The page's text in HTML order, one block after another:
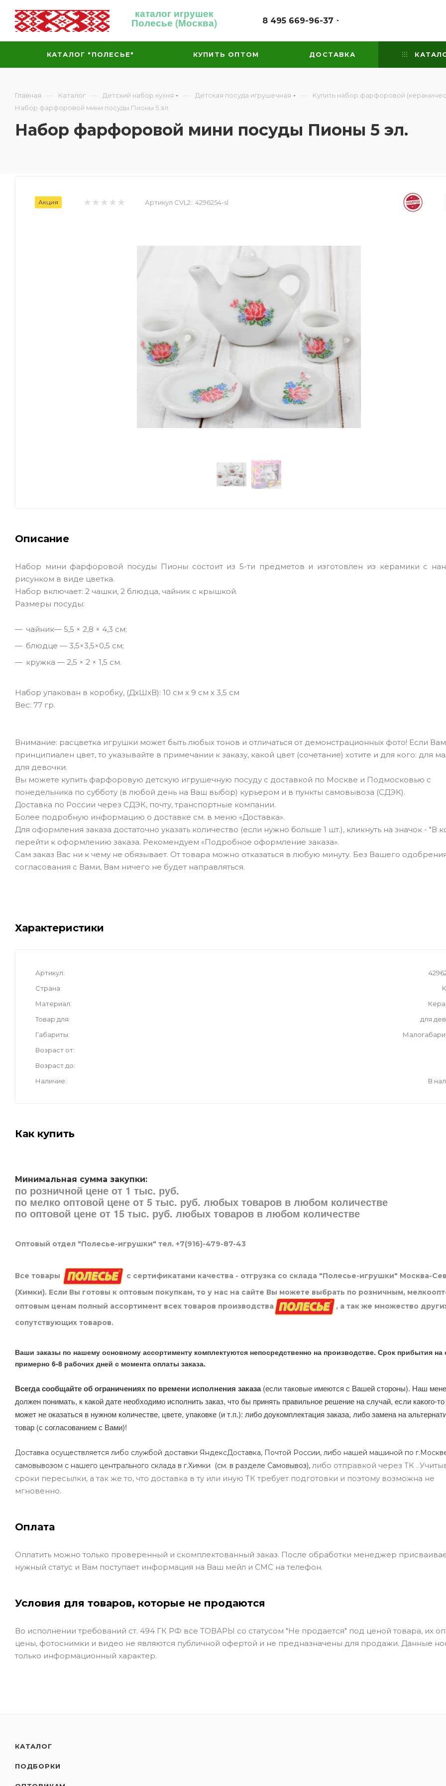
каталог игрушек
Полесье (Москва) 8 495 669-96-37
КАТАЛОГ "ПОЛЕСЬЕ" КУПИТЬ ОПТОМ ДОСТАВКА
Главная — Каталог — Детский набор кухня — Детская посуда игрушечная — Купить набор фарфоровой
Набор фарфоровой мини посуды Пионы 5 эл.
Набор фарфоровой мини посуды Пионы 5 эл.
Акция Артикул CVL2:: 4296254-sl
Описание
Набор мини фарфоровой посуды Пионы состоит из 5-ти предметов и изготовлен из керамики с
рисунком в виде цветка.
Набор включает: 2 чашки, 2 блюдца, чайник с крышкой.
Размеры посуды:
чайник— 5,5 × 2,8 × 4,3 см;
блюдце — 3,5×3,5×0,5 см;
кружка — 2,5 × 2 × 1,5 см.
Набор упакован в коробку, (ДxШxВ): 10 см х 9 см х 3,5 см
Вес: 77 гр.
Внимание: расцветка игрушки может быть любых тонов и отличаться от демонстрационных фото! Если Вам
принципиален цвет, то указывайте в примечании к заказу, какой цвет (сочетание) хотите и для кого: для
для девочки.
Вы можете купить фарфоровую детскую игрушечную посуду с доставкой по Москве и Подмосковью с
понедельника по субботу (в любой день на Ваш выбор) курьером и в пункты самовывоза (СДЭК).
Доставка по России через СДЭК, почту, транспортные компании.
Более подробную информацию о доставке см. в меню «Доставка».
Для оформления заказа достаточно указать количество (если нужно больше 1 шт.), кликнуть на значок - "В
перейти к оформлению заказа. Рекомендуем «Подробное оформление заказа».
Сам заказ Вас ни к чему не обязывает. От товара можно отказаться в любую минуту. Без Вашего
согласования с Вами, Вам ничего не будет направляться.
Характеристики
Артикул
Страна
Материал
Товар для
для
Габариты
Возраст от
Возраст до
Наличие
В
Как купить
Минимальная сумма закупки:
по розничной цене от 1 тыс. руб.
по мелко оптовой цене от 5 тыс. руб. любых товаров в любом количестве
по оптовой цене от 15 тыс. руб. любых товаров в любом количестве
Оптовый отдел "Полесье-игрушки" тел. +7(916)-479-87-43
Все товары
с сертификатами качества - отгрузка со склада "Полесье-игрушки" Москва-
(Химки). Если Вы готовы к оптовым покупкам, то у нас на сайте Вы можете выбрать по розничным,
оптовым ценам полный ассортимент всех товаров производства
, а так же множество
сопутствующих товаров.
Ваши заказы по нашему основному ассортименту комплектуются непосредственно на производстве. Срок прибытия на
примерно 6-8 рабочих дней с момента оплаты заказа.
Всегда сообщайте об ограничениях по времени исполнения заказа(если таковые имеются с Вашей стороны). Наш
должен понимать, к какой дате необходимо исполнить заказ, что бы принять правильное решение на случай, если какого-
может не оказаться в нужном количестве, цвете, упаковке (и т.п.): либо доукомплектация заказа, либо замена на
товар (с согласованием с Вами)!
Доставка осуществляется либо службой доставки ЯндексДоставка, Почтой России, либо нашей машиной по
самовывозом с нашего центрального склада в г.Химки (см. в разделе Самовывоз), либо отправкой через ТК .
сроки пересылки, а так же то, что доставка в ту или иную ТК требует подготовки и поэтому возможна не
мгновенно.
Оплата
Оплатить можно только проверенный и скомплектованный заказ. После обработки менеджер
нужный статус и Вам поступает информация на Ваш мейл и СМС на телефон.
Условия для товаров, которые не продаются
Во исполнении требований ст. 494 ГК РФ все ТОВАРЫ со статусом "Не продается" под ценой товара, их
цены, фотоснимки и видео не являются публичной офертой и не предназначены для продажи. Данные
только информационный характер.
КАТАЛОГ
ПОДБОРКИ